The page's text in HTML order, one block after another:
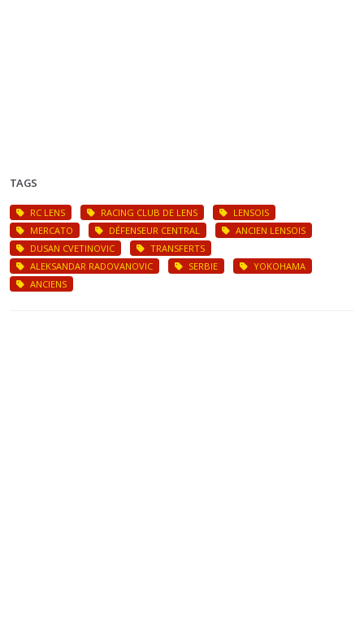
TAGS
RC LENS RACING CLUB DE LENS
LENSOIS
MERCATO
DÉFENSEUR CENTRAL
ANCIEN LENSOIS
DUSAN CVETINOVIC
TRANSFERTS
ALEKSANDAR RADOVANOVIC
SERBIE
YOKOHAMA
ANCIENS